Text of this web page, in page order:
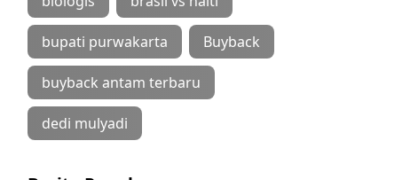
bupati purwakarta Buyback
buyback antam terbaru
dedi mulyadi